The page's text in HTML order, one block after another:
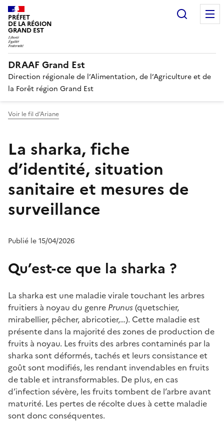
PRÉFET
DE LA RÉGION
GRAND EST
DRAAF Grand Est
Direction régionale de l’Alimentation, de l’Agriculture et de
la Forêt région Grand Est
Voir le fil d'Ariane
La sharka, fiche
d’identité, situation
sanitaire et mesures de
surveillance
Publié le 15/04/2026
Qu’est-ce que la sharka ?
La sharka est une maladie virale touchant les arbres
fruitiers à noyau du genre Prunus(quetschier,
mirabellier, pêcher, abricotier,…). Cette maladie est
présente dans la majorité des zones de production de
fruits à noyau. Les fruits des arbres contaminés par la
sharka sont déformés, tachés et leurs consistance et
goût sont modifiés, les rendant invendables en fruits
de table et intransformables. De plus, en cas
d’infection sévère, les fruits tombent de l’arbre avant
maturité. Les pertes de récolte dues à cette maladie
sont donc conséquentes.